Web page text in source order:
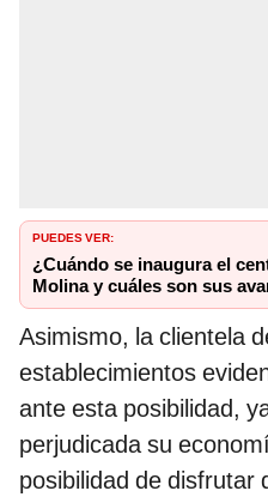
PUEDES VER:
¿Cuándo se inaugura el
Molina y cuáles son sus
Asimismo, la clientela
establecimientos
ante esta posibilidad,
perjudicada su
posibilidad de disfrutar